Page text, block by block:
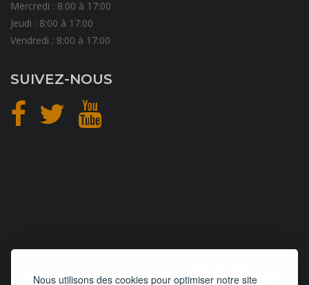
Nous utilisons des cookies pour optimiser notre site
Mercredi : 8:00 à 17:00
Jeudi : 8:00 à 17:00
Vendredi : 8:00 à 17:00
SUIVEZ-NOUS
CONCEPTIONetHÉBERGEMENT